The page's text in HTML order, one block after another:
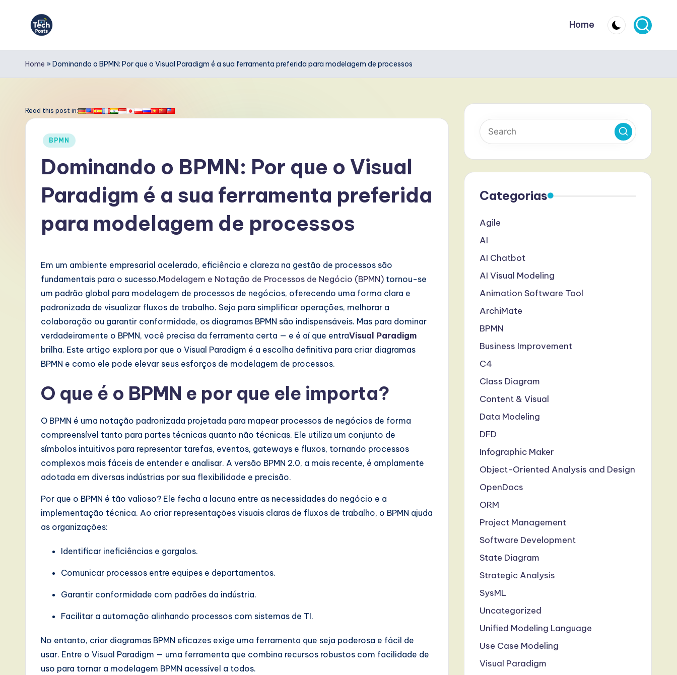
T
e
h
rt
Home
Home » Dominando o BPMN: Por que o Visual Paradigm é a sua ferramenta preferida para modelagem de processos
Read this post in:
Posted
BPMN
Dominando o BPMN: Por que o Visual
Paradigm é a sua ferramenta preferida
para modelagem de processos
Em um ambiente empresarial acelerado, eficiência e clareza na gestão de processos são
fundamentais para o sucesso.Modelagem e Notação de Processos de Negócio (BPMN) tornou-se
um padrão global para modelagem de processos de negócios, oferecendo uma forma clara e
padronizada de visualizar fluxos de trabalho. Seja para simplificar operações, melhorar a
colaboração ou garantir conformidade, os diagramas BPMN são indispensáveis. Mas para dominar
verdadeiramente o BPMN, você precisa da ferramenta certa — e é aí que entraVisual Paradigm
brilha. Este artigo explora por que o Visual Paradigm é a escolha definitiva para criar diagramas
BPMN e como ele pode elevar seus esforços de modelagem de processos.
O que é o BPMN e por que ele importa?
O BPMN é uma notação padronizada projetada para mapear processos de negócios de forma
compreensível tanto para partes técnicas quanto não técnicas. Ele utiliza um conjunto de
símbolos intuitivos para representar tarefas, eventos, gateways e fluxos, tornando processos
complexos mais fáceis de entender e analisar. A versão BPMN 2.0, a mais recente, é amplamente
adotada em diversas indústrias por sua flexibilidade e precisão.
Por que o BPMN é tão valioso? Ele fecha a lacuna entre as necessidades do negócio e a
implementação técnica. Ao criar representações visuais claras de fluxos de trabalho, o BPMN ajuda
as organizações:
Identificar ineficiências e gargalos.
Comunicar processos entre equipes e departamentos.
Garantir conformidade com padrões da indústria.
Facilitar a automação alinhando processos com sistemas de TI.
No entanto, criar diagramas BPMN eficazes exige uma ferramenta que seja poderosa e fácil de
usar. Entre o Visual Paradigm — uma ferramenta que combina recursos robustos com facilidade de
uso para tornar a modelagem BPMN acessível a todos.
Categorias
Agile
AI
AI Chatbot
AI Visual Modeling
Animation Software Tool
ArchiMate
BPMN
Business Improvement
C4
Class Diagram
Content & Visual
Data Modeling
DFD
Infographic Maker
Object-Oriented Analysis and Design
OpenDocs
ORM
Project Management
Software Development
State Diagram
Strategic Analysis
SysML
Uncategorized
Unified Modeling Language
Use Case Modeling
Visual Paradigm